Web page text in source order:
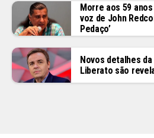
Morre aos 59
voz de John
Pedaço’
Novos detalhes
Liberato são